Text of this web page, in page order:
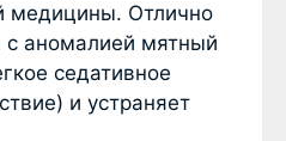
медицины. Отлично
с аномалией мятный
седативное
и устраняет